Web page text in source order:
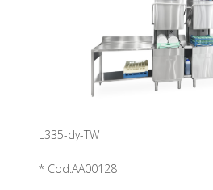
L335-dy-TW
* Cod.AA00128